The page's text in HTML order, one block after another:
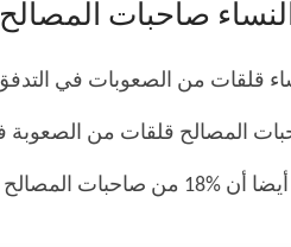
صاحبات المصالح